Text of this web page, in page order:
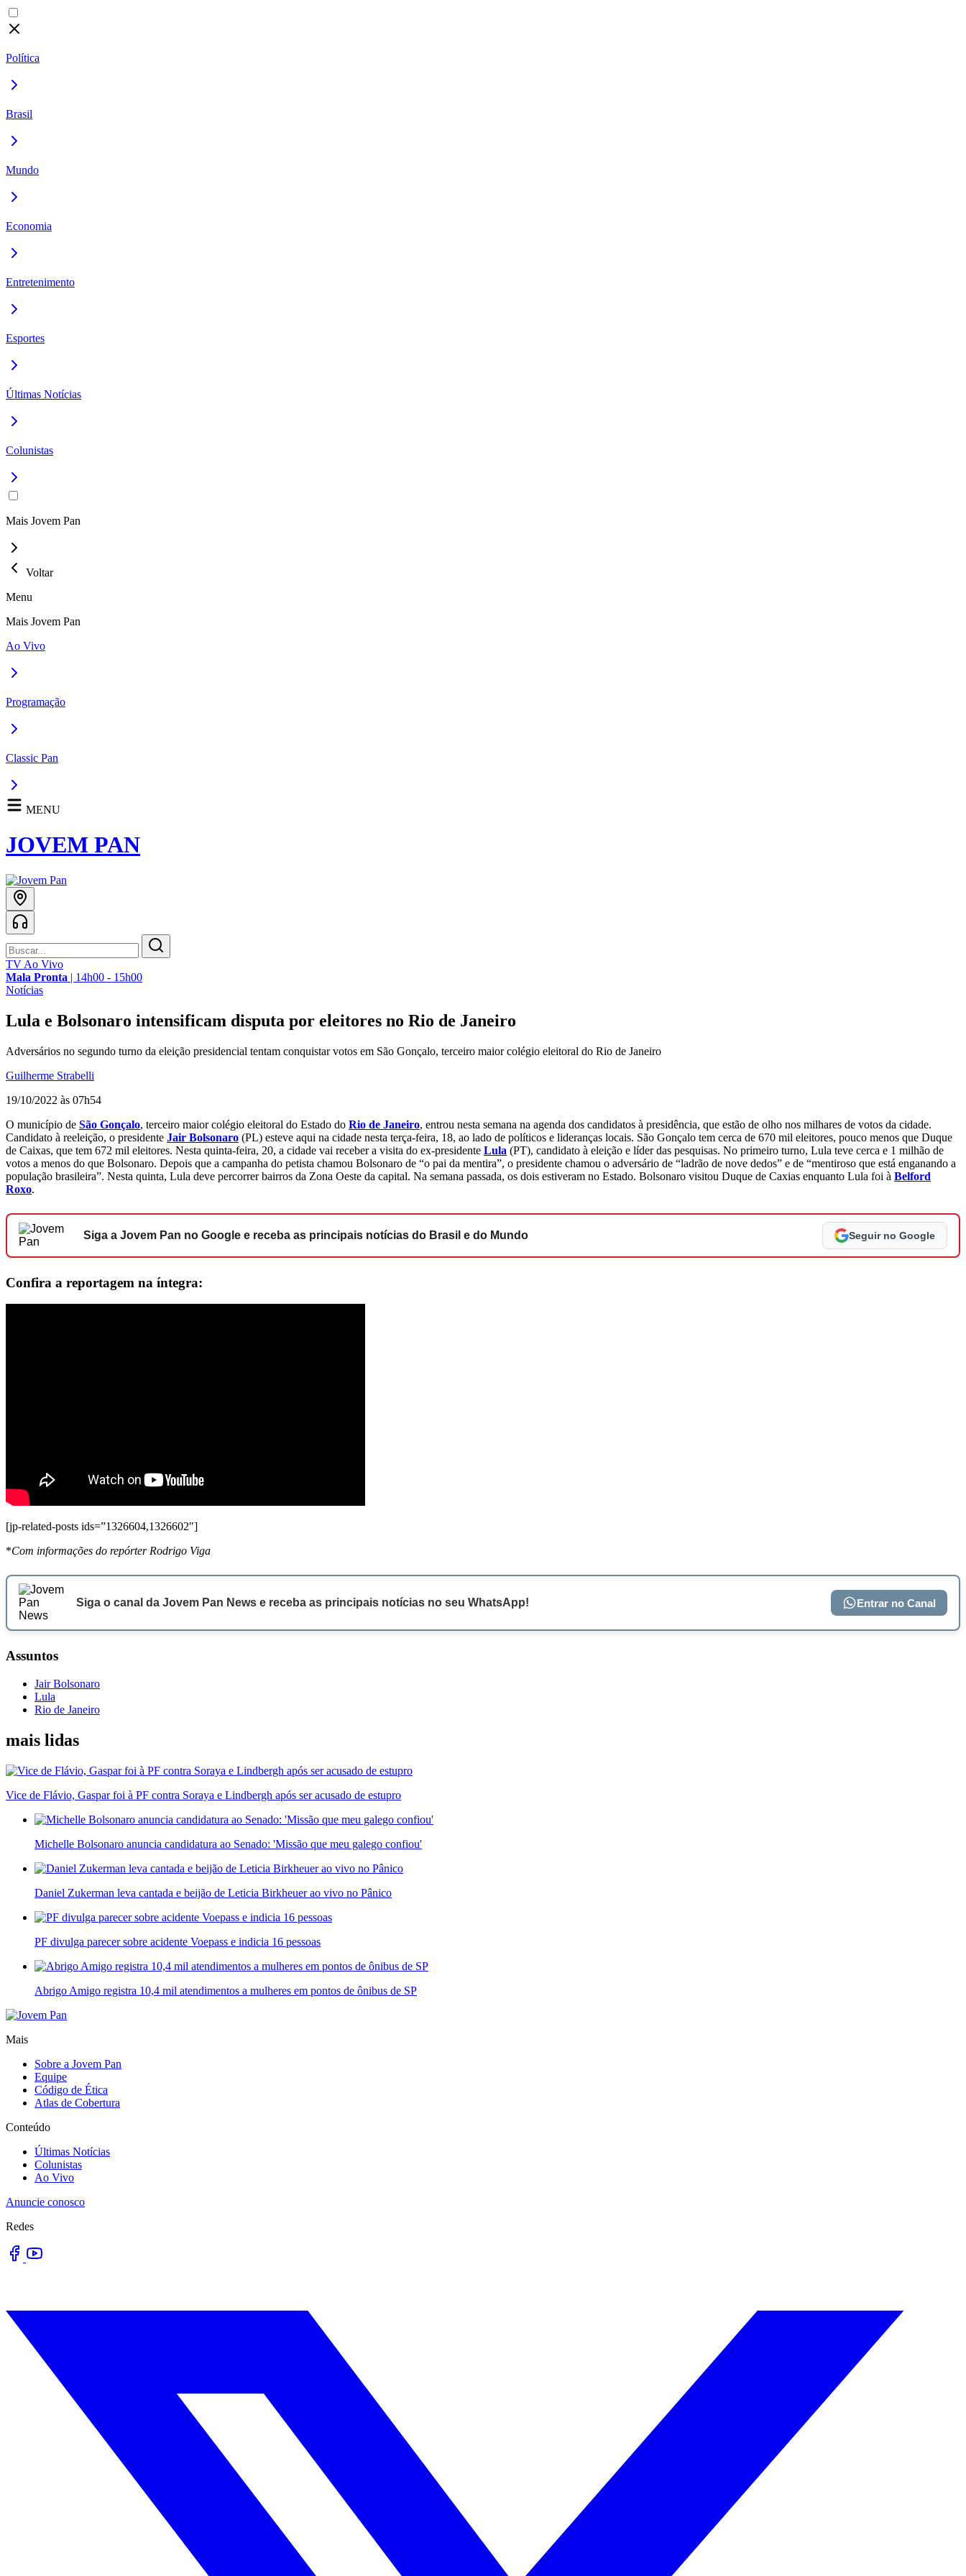
Política
Brasil
Mundo
Economia
Entretenimento
Esportes
Últimas Notícias
Colunistas
Mais Jovem Pan
Voltar
Menu
Mais Jovem Pan
Ao Vivo
Programação
Classic Pan
MENU
JOVEM PAN
TV Ao Vivo
Mala Pronta | 14h00 - 15h00
Notícias
Lula e Bolsonaro intensificam disputa por eleitores no Rio de Janeiro
Adversários no segundo turno da eleição presidencial tentam conquistar votos em São Gonçalo, terceiro maior colégio eleitoral do Rio de Janeiro
Guilherme Strabelli
19/10/2022 às 07h54
O município de São Gonçalo, terceiro maior colégio eleitoral do Estado do Rio de Janeiro, entrou nesta semana na agenda dos candidatos à presidência, que estão de olho nos milhares de votos da cidade.
Candidato à reeleição, o presidente Jair Bolsonaro (PL) esteve aqui na cidade nesta terça-feira, 18, ao lado de políticos e lideranças locais. São Gonçalo tem cerca de 670 mil eleitores, pouco menos que Duque
de Caixas, que tem 672 mil eleitores. Nesta quinta-feira, 20, a cidade vai receber a visita do ex-presidente Lula (PT), candidato à eleição e líder das pesquisas. No primeiro turno, Lula teve cerca e 1 milhão de
votos a menos do que Bolsonaro. Depois que a campanha do petista chamou Bolsonaro de “o pai da mentira”, o presidente chamou o adversário de “ladrão de nove dedos” e de “mentiroso que está enganando a
população brasileira”. Nesta quinta, Lula deve percorrer bairros da Zona Oeste da capital. Na semana passada, os dois estiveram no Estado. Bolsonaro visitou Duque de Caxias enquanto Lula foi à Belford
Roxo.
Siga a Jovem Pan no Google e receba as principais notícias do Brasil e do Mundo Seguir no Google
Confira a reportagem na íntegra:
[jp-related-posts ids=”1326604,1326602″]
*Com informações do repórter Rodrigo Viga
Siga o canal da Jovem Pan News e receba as principais notícias no seu WhatsApp! Entrar no Canal
Assuntos
Jair Bolsonaro
Lula
Rio de Janeiro
mais lidas
Vice de Flávio, Gaspar foi à PF contra Soraya e Lindbergh após ser acusado de estupro
Michelle Bolsonaro anuncia candidatura ao Senado: 'Missão que meu galego confiou'
Daniel Zukerman leva cantada e beijão de Leticia Birkheuer ao vivo no Pânico
PF divulga parecer sobre acidente Voepass e indicia 16 pessoas
Abrigo Amigo registra 10,4 mil atendimentos a mulheres em pontos de ônibus de SP
Mais
Sobre a Jovem Pan
Equipe
Código de Ética
Atlas de Cobertura
Conteúdo
Últimas Notícias
Colunistas
Ao Vivo
Anuncie conosco
Redes